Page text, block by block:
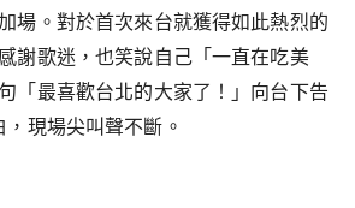
場。對於首次來台就獲得如此熱烈的
謝歌迷，也笑說自己「一直在吃美
「最喜歡台北的大家了！」向台下告
，現場尖叫聲不斷。